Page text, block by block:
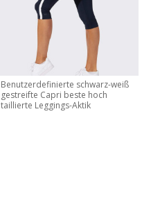
Benutzerdefinierte schwarz-weiß
gestreifte Capri beste hoch
taillierte Leggings-Aktik